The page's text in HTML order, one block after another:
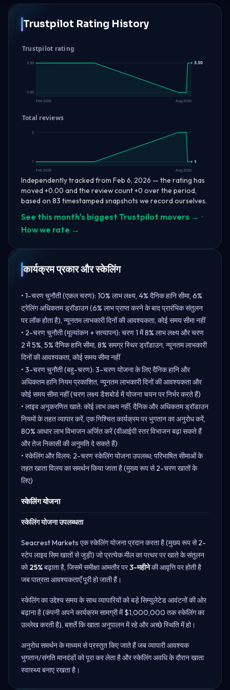
Trustpilot Rating History
Trustpilot rating
3.30
3.00
3.30
Feb 2026 Aug 2026
Total reviews
2
1 1
Feb 2026 Aug 2026
Independently tracked from Feb 6, 2026 — the rating has
moved +0.00 and the review count +0 over the period,
based on 83 timestamped snapshots we record ourselves.
See this month's biggest Trustpilot movers → ·
How we rate →
कार्यक्रम प्रकार और स्केलिंग
• 1-चरण चुनौती (एकल चरण): 10% लाभ लक्ष्य, 4% दैनिक हानि सीमा, 6%
ट्रेलिंग अधिकतम ड्रॉडाउन (6% लाभ प्राप्त करने के बाद प्रारंभिक संतुलन
पर लॉक होता है), न्यूनतम लाभकारी दिनों की आवश्यकता, कोई समय सीमा नहीं
• 2-चरण चुनौती (मूल्यांकन + सत्यापन): चरण 1 में 8% लाभ लक्ष्य और चरण
2 में 5%, 5% दैनिक हानि सीमा, 8% समग्र स्थिर ड्रॉडाउन, न्यूनतम लाभकारी
दिनों की आवश्यकता, कोई समय सीमा नहीं
• 3-चरण चुनौती (बहु-चरण): 3-चरण योजना के लिए दैनिक हानि और
अधिकतम हानि नियम प्रकाशित, न्यूनतम लाभकारी दिनों की आवश्यकता और
कोई समय सीमा नहीं (चरण लक्ष्य डैशबोर्ड में योजना चयन पर निर्भर करते हैं)
• लाइव अनुकरणित खाते: कोई लाभ लक्ष्य नहीं; दैनिक और अधिकतम ड्रॉडाउन
नियमों के तहत व्यापार करें, एक निश्चित कार्यक्रम पर भुगतान का अनुरोध करें,
80% आधार लाभ विभाजन अर्जित करें (वीआईपी स्तर विभाजन बढ़ा सकते हैं
और तेज निकासी की अनुमति दे सकते हैं)
• स्केलिंग और विलय: 2-चरण स्केलिंग योजना उपलब्ध; परिभाषित सीमाओं के
तहत खाता विलय का समर्थन किया जाता है (मुख्य रूप से 2-चरण खातों के
लिए)
स्केलिंग योजना
स्केलिंग योजना उपलब्धता
Seacrest Markets एक स्केलिंग योजना प्रदान करता है (मुख्य रूप से 2-
स्टेप लाइव सिम खातों से जुड़ी) जो प्रत्येक मील का पत्थर पर खाते के संतुलन
को25%बढ़ाता है, जिसमें समीक्षा आमतौर पर3-महीनेकी आवृत्ति पर होती है
जब पात्रता आवश्यकताएँ पूरी हो जाती हैं।
स्केलिंग का उद्देश्य समय के साथ व्यापारियों को बड़े सिम्युलेटेड आवंटनों की ओर
बढ़ाना है (कंपनी अपने कार्यक्रम सामग्री में $1,000,000 तक स्केलिंग का
उल्लेख करती है), बशर्ते कि खाता अनुपालन में रहे और अच्छे स्थिति में हो।
अनुरोध समर्थन के माध्यम से प्रस्तुत किए जाते हैं जब व्यापारी आवश्यक
भुगतान/संगति मानदंडों को पूरा कर लेता है और स्केलिंग अवधि के दौरान खाता
स्वास्थ्य बनाए रखता है।